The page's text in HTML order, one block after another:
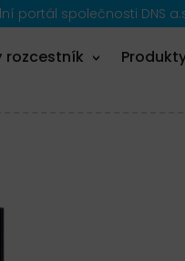
společnosti DNS
rozcestník